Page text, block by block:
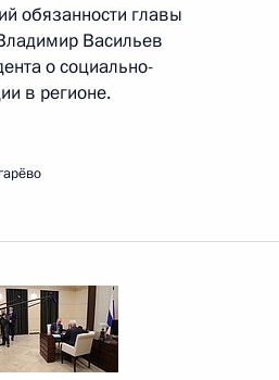
обязанности главы
Васильев
о социально-
в регионе.